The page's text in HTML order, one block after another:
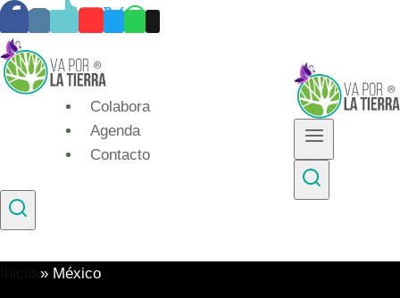
Skip
to
content
Colabora
Agenda
Contacto
» México